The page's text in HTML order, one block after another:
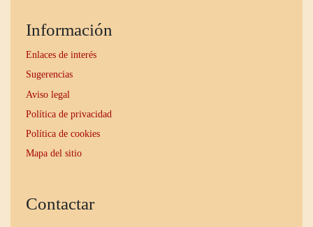
Información
Enlaces de interés
Sugerencias
Aviso legal
Política de privacidad
Política de cookies
Mapa del sitio
Contactar